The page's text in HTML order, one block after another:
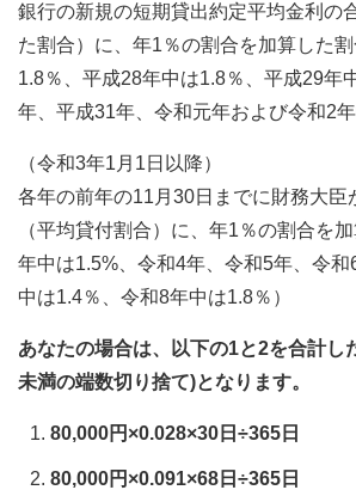
銀行の新規の短期貸出約定平均金利の
た割合）に、年1％の割合を加算した
1.8％、平成28年中は1.8％、平成29年
年、平成31年、令和元年および令和2年
（令和3年1月1日以降）
各年の前年の11月30日までに財務大臣
（平均貸付割合）に、年1％の割合を
年中は1.5%、令和4年、令和5年、令
中は1.4％、令和8年中は1.8％）
あなたの場合は、以下の1と2を合計し
未満の端数切り捨て)となります。
80,000円×0.028×30日÷365日
80,000円×0.091×68日÷365日